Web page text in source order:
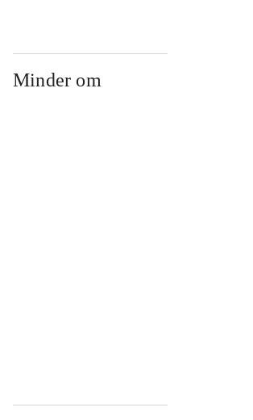
Minder om